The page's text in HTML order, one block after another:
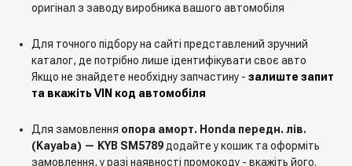
оригінал з заводу виробника вашого автомобіля
Для точного підбору на сайті представлений зручний
каталог, де потрібно лише ідентифікувати своє авто
Якщо не знайдете необхідну запчастину - залиште запит
та вкажіть VIN код автомобіля
Для замовлення опора аморт. Honda передн. лів.
(Kayaba) — KYB SM5789 додайте у кошик та оформіть
замовлення, у разі наявності промокоду - вкажіть його.